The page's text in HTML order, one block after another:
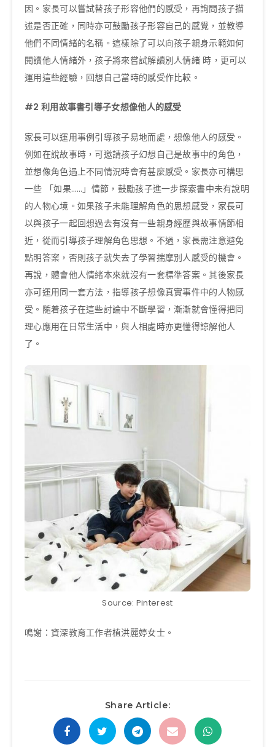
因。家長可以嘗試替孩子形容他們的感受，再詢問孩子描
述是否正確，同時亦可鼓勵孩子形容自己的感覺，並教導
他們不同情緒的名稱。這樣除了可以向孩子親身示範如何
閱讀他人情緒外，孩子將來嘗試解讀別人情緒 時，更可以
運用這些經驗，回想自己當時的感受作比較。
#2 利用故事書引導子女想像他人的感受
家長可以運用事例引導孩子易地而處，想像他人的感受。
例如在說故事時，可邀請孩子幻想自己是故事中的角色，
並想像角色遇上不同情況時會有甚麼感受。家長亦可構思
一些 「如果……」情節，鼓勵孩子進一步探索書中未有說明
的人物心境。如果孩子未能理解角色的思想感受，家長可
以與孩子一起回想過去有沒有一些親身經歷與故事情節相
近，從而引導孩子理解角色思想。不過，家長需注意避免
點明答案，否則孩子就失去了學習揣摩別人感受的機會。
再說，體會他人情緒本來就沒有一套標準答案。其後家長
亦可運用同一套方法，指導孩子想像真實事件中的人物感
受。隨着孩子在這些討論中不斷學習，漸漸就會懂得把同
理心應用在日常生活中，與人相處時亦更懂得諒解他人
了。
Source: Pinterest
鳴謝：資深教育工作者植洪麗婷女士。
Share Article: